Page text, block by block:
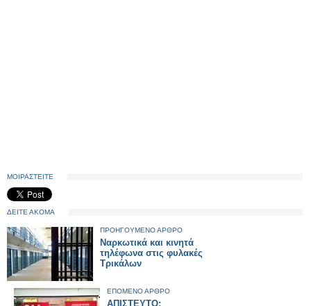
ΜΟΙΡΑΣΤΕΙΤΕ
ΔΕΙΤΕ ΑΚΟΜΑ
ΠΡΟΗΓΟΥΜΕΝΟ ΑΡΘΡΟ
Ναρκωτικά και κινητά
τηλέφωνα στις φυλακές
Τρικάλων
ΕΠΟΜΕΝΟ ΑΡΘΡΟ
ΑΠΙΣΤΕΥΤΟ: